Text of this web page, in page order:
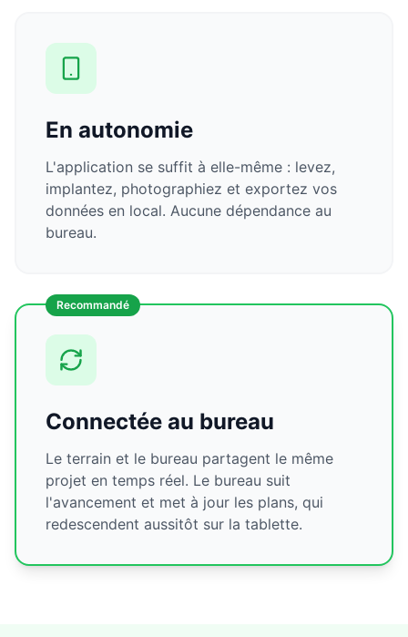
En autonomie
L'application se suffit à elle-même : levez,
implantez, photographiez et exportez vos
données en local. Aucune dépendance au
bureau.
Recommandé
Connectée au bureau
Le terrain et le bureau partagent le même
projet en temps réel. Le bureau suit
l'avancement et met à jour les plans, qui
redescendent aussitôt sur la tablette.